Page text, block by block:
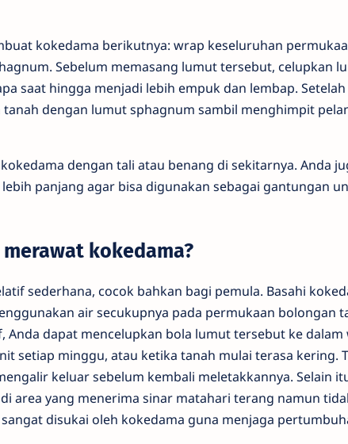
kokedama berikutnya: wrap keseluruhan
Sebelum memasang lumut tersebut, celupkan
saat hingga menjadi lebih empuk dan lembap.
dengan lumut sphagnum sambil menghimpit
dengan tali atau benang di sekitarnya. Anda
panjang agar bisa digunakan sebagai gantungan
kokedama?
sederhana, cocok bahkan bagi pemula. Basahi
air secukupnya pada permukaan bolongan
Anda dapat mencelupkan bola lumut tersebut ke dalam
setiap minggu, atau ketika tanah mulai terasa kering.
keluar sebelum kembali meletakkannya. Selain
area yang menerima sinar matahari terang namun
disukai oleh kokedama guna menjaga